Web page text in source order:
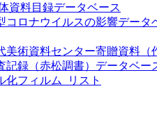
資料目録データベース
コロナウイルスの影響データ
美術資料センター寄贈資料（
記録（赤松調書）データベー
化フィルム_リスト